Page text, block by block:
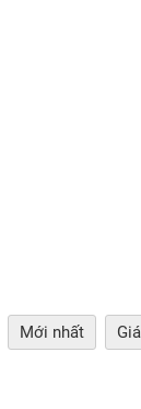
Mới nhất